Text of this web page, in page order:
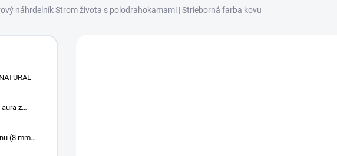
náhrdelník Strom života s polodrahokamami | Strieborná farba kovu
z
(8 mm
kameň